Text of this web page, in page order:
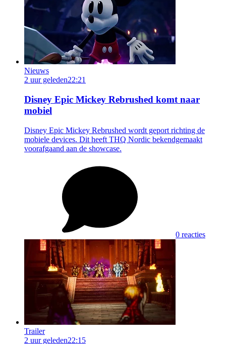
Nieuws
2 uur geleden22:21
Disney Epic Mickey Rebrushed komt naar
mobiel
Disney Epic Mickey Rebrushed wordt geport richting de
mobiele devices. Dit heeft THQ Nordic bekendgemaakt
voorafgaand aan de showcase.
0 reacties
Trailer
2 uur geleden22:15